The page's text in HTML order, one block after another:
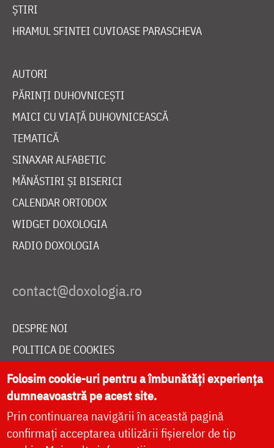
ȘTIRI
HRAMUL SFINTEI CUVIOASE PARASCHEVA
AUTORI
PĂRINȚI DUHOVNICEȘTI
MAICI CU VIAȚĂ DUHOVNICEASCĂ
TEMATICĂ
SINAXAR ALFABETIC
MĂNĂSTIRI ȘI BISERICI
CALENDAR ORTODOX
WIDGET DOXOLOGIA
RADIO DOXOLOGIA
DESPRE NOI
POLITICA DE COOKIES
DONEAZĂ ONLINE PENTRU CATEDRALA NAȚIONALĂ
LIVE
Folosim cookie-uri pentru a îmbunătăți experiența
dumneavoastră pe acest site.
Prin continuarea navigării în această pagină
confirmați acceptarea utilizării fișierelor de tip